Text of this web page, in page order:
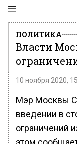
ПОЛИТИКА
Власти
10 ноября 2020,
Мэр Москвы
введении в
ограничений
этом